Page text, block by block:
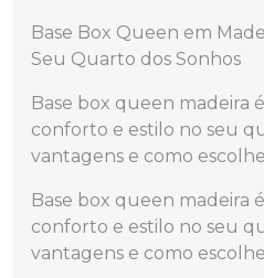
Base Box Queen em
Seu Quarto dos Sonhos
Base box queen madeira
conforto e estilo no seu
vantagens e como
Base box queen madeira
conforto e estilo no seu
vantagens e como